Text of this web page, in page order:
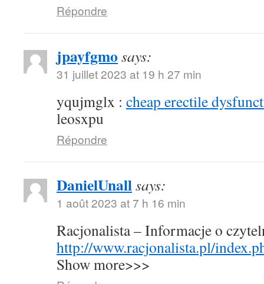
Répondre
jpayfgmo says:
31 juillet 2023 at 19 h 27 min
yqujmglx : cheap erectile
leosxpu
Répondre
DanielUnallsays:
1 août 2023 at 7 h 16 min
Racjonalista – Informacje o
http://www.racjonalista.pl/
Show more>>>